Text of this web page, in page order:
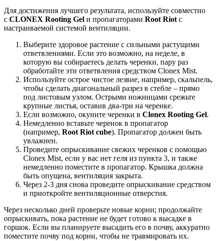
Для достижения лучшего результата, используйте совместно
с CLONEX Rooting Gel и пропагаторами Root Riotс
настраиваемой системой вентиляции.
Выберите здоровое растение с сильными растущими
ответвлениями. Если это возможно, на неделе, в
которую вы собираетесь делать черенки, пару раз
обработайте эти ответвления средством Clonex Mist.
Используйте острое чистое лезвие, например, скальпель,
чтобы сделать диагональный разрез в стебле – прямо
под листовым узлом. Острыми ножницами срежьте
крупные листья, оставив два-три на черенке.
Если возможно, окуните черенки в Clonex Rooting Gel.
Немедленно вставьте черенок в пропагатор
(например, Root Riot cube). Пропагатор должен быть
увлажнен.
Проведите опрыскивание свежих черенков с помощью
Clonex Mist, если у вас нет геля из пункта 3, и также
немедленно поместите в пропагатор. Крышка должна
быть опущена, вентиляция закрыта.
Через 2-3 дня снова проведите опрыскивание средством
и приоткройте вентиляционные отверстия.
Через несколько дней проверьте новые корни; продолжайте
опрыскивать, пока растение не будет готово к высадке в
горшок. Если вы планируете высадить его в почву, аккуратно
поместите почву под корни, чтобы не травмировать их.